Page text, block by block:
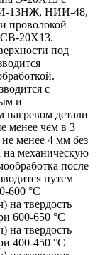
13НЖ, НИИ-48,
20Х13.
под
с
и
детали
менее чем в 3
менее 4 мм без
на механическую
после
путем
600 °C
на твердость
600-650 °C
на твердость
400-450 °C